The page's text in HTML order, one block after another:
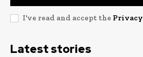
I've read and accept the
Latest stories